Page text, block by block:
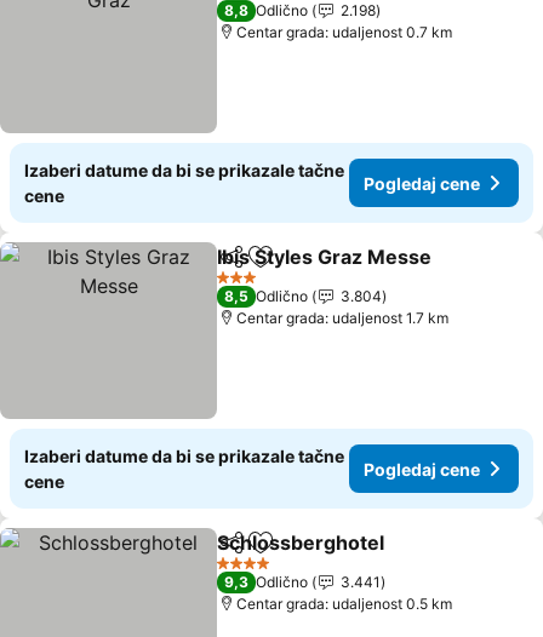
8,8 Odlično
2.198
Centar grada: udaljenost 0.7 km
Izaberi datume da bi se prikazale tačne
cene
Pogledaj cene
Deli Dodati u favorite
Ibis Styles Graz Messe
3 Zvezdice
8,5 Odlično
3.804
Centar grada: udaljenost 1.7 km
Izaberi datume da bi se prikazale tačne
cene
Pogledaj cene
Deli Dodati u favorite
Schlossberghotel
4 Zvezdice
9,3 Odlično
3.441
Centar grada: udaljenost 0.5 km